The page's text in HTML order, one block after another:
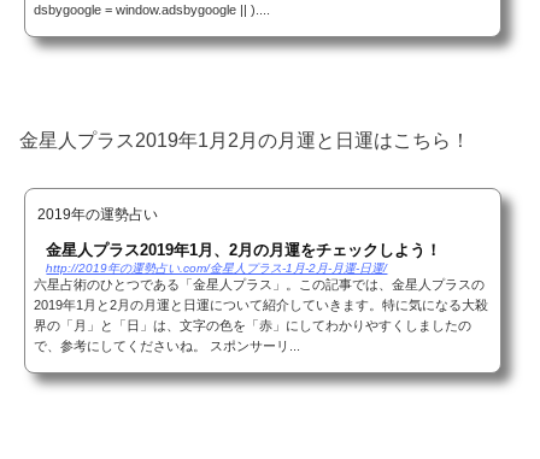
dsbygoogle = window.adsbygoogle || )....
金星人プラス2019年1月2月の月運と日運はこちら！
2019年の運勢占い
金星人プラス2019年1月、2月の月運をチェックしよう！
http://2019年の運勢占い.com/金星人プラス-1月-2月-月運-日運/
六星占術のひとつである「金星人プラス」。この記事では、金星人プラスの
2019年1月と2月の月運と日運について紹介していきます。特に気になる大殺
界の「月」と「日」は、文字の色を「赤」にしてわかりやすくしましたの
で、参考にしてくださいね。 スポンサーリ...